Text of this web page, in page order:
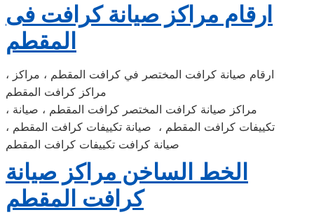
ارقام مراكز صيانة كرافت فى
المقطم
، ارقام صيانة كرافت المختصر في كرافت المقطم ، مراكز
مراكز كرافت المقطم
، مراكز صيانة كرافت المختصر كرافت المقطم ، صيانة
تكييفات كرافت المقطم ، صيانة تكييفات كرافت المقطم ،
صيانة كرافت تكييفات كرافت المقطم
الخط الساخن مراكز صيانة
كرافت المقطم